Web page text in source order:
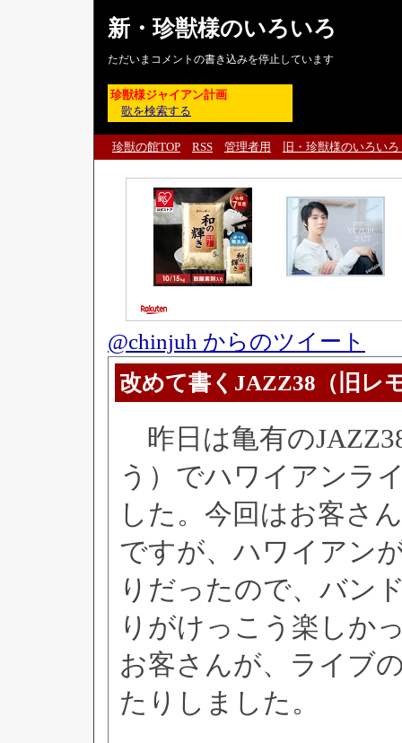
新・珍獣様のいろいろ
ただいまコメントの書き込みを停止しています
珍獣様ジャイアン計画
歌を検索する
珍獣の館TOP RSS 管理者用 旧・珍獣様のいろい
@chinjuh からのツイート
改めて書くJAZZ38（旧レ
昨日は亀有の
う）でハワイアンラ
した。今回はお客さ
ですが、ハワイアン
りだったので、バン
りがけっこう楽しか
お客さんが、ライブ
たりしました。